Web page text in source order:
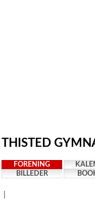
THISTED
FORENING
BILLEDER